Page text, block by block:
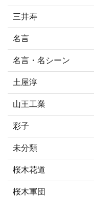
三井寿
名言
名言・名シーン
土屋淳
山王工業
彩子
未分類
桜木花道
桜木軍団